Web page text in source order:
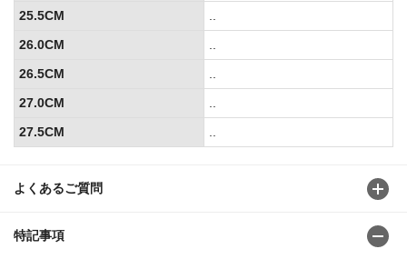
よくあるご質問
特記事項
25.5CM
26.0CM
26.5CM
27.0CM
27.5CM